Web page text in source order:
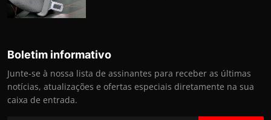
Boletim informativo
Junte-se à nossa lista de assinantes para receber as últimas
notícias, atualizações e ofertas especiais diretamente na sua
caixa de entrada.